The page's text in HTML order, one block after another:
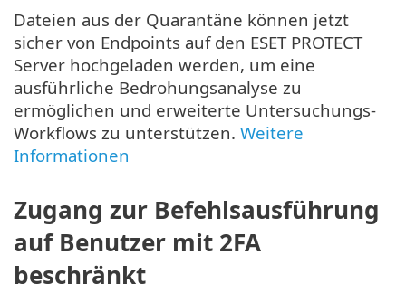
Dateien aus der Quarantäne können jetzt
sicher von Endpoints auf den ESET PROTECT
Server hochgeladen werden, um eine
ausführliche Bedrohungsanalyse zu
ermöglichen und erweiterte Untersuchungs-
Workflows zu unterstützen. Weitere
Informationen
Zugang zur Befehlsausführung
auf Benutzer mit 2FA
beschränkt